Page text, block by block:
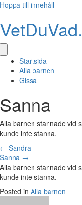
Hoppa till innehåll
Startsida
Alla barnen
Gissa
Sanna
Alla barnen stannade vid
kunde inte stanna.
Posts
navigation
← Sandra
Sanna →
Alla barnen stannade vid
kunde inte stanna.
Posted in Alla barnen